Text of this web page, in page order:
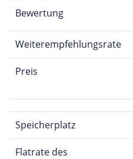
Bewertung
Weiterempfehlungsrate
Preis
Speicherplatz
Flatrate des